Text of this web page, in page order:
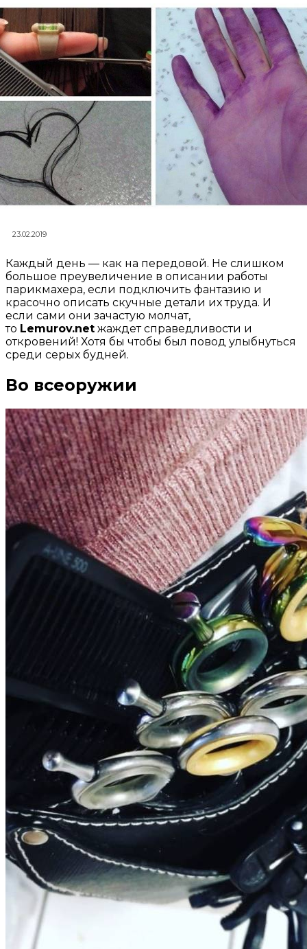
23.02.2019
Каждый день — как на передовой. Не слишком
большое преувеличение в описании работы
парикмахера, если подключить фантазию и
красочно описать скучные детали их труда. И
если сами они зачастую молчат,
то Lemurov.net жаждет справедливости и
откровений! Хотя бы чтобы был повод улыбнуться
среди серых будней.
Во всеоружии